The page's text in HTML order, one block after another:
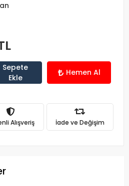
Sepete
Ekle
Hemen Al
Alışveriş İade ve Değişim